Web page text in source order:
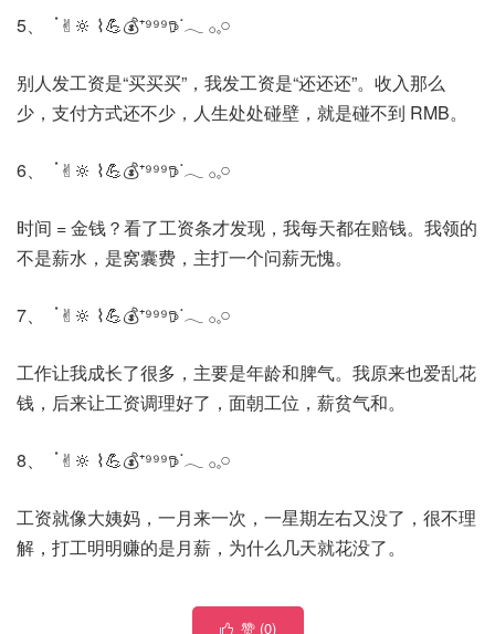
5、 ॱ✌︎🔆 ⌇💪💰⁺⁹⁹⁹𖠚ᐝ𓂃 𓂂𓈒𓏸
别人发工资是“买买买”，我发工资是“还还还”。收入那么
少，支付方式还不少，人生处处碰壁，就是碰不到 RMB。
6、 ॱ✌︎🔆 ⌇💪💰⁺⁹⁹⁹𖠚ᐝ𓂃 𓂂𓈒𓏸
时间 = 金钱？看了工资条才发现，我每天都在赔钱。我领的
不是薪水，是窝囊费，主打一个问薪无愧。
7、 ॱ✌︎🔆 ⌇💪💰⁺⁹⁹⁹𖠚ᐝ𓂃 𓂂𓈒𓏸
工作让我成长了很多，主要是年龄和脾气。我原来也爱乱花
钱，后来让工资调理好了，面朝工位，薪贫气和。
8、 ॱ✌︎🔆 ⌇💪💰⁺⁹⁹⁹𖠚ᐝ𓂃 𓂂𓈒𓏸
工资就像大姨妈，一月来一次，一星期左右又没了，很不理
解，打工明明赚的是月薪，为什么几天就花没了。
 赞 (0)